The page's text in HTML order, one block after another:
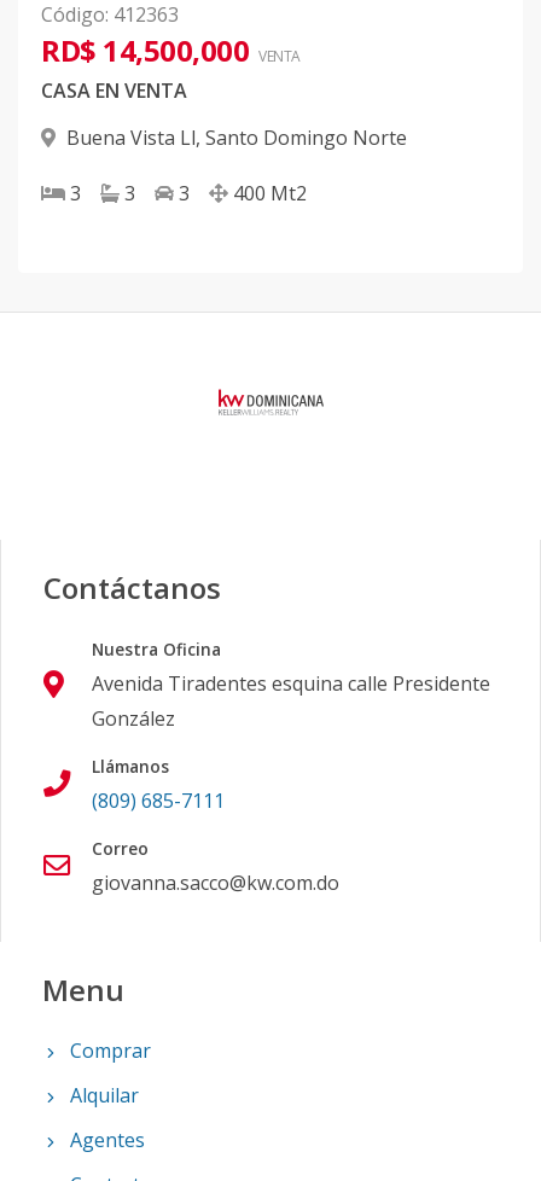
Código: 412363
RD$ 14,500,000 VENTA
CASA EN VENTA
Buena Vista Ll, Santo Domingo Norte
3 3 3 400 Mt2
Contáctanos
Nuestra Oficina
Avenida Tiradentes esquina calle Presidente
González
Llámanos
(809) 685-7111
Correo
giovanna.sacco@kw.com.do
Menu
Comprar
Alquilar
Agentes